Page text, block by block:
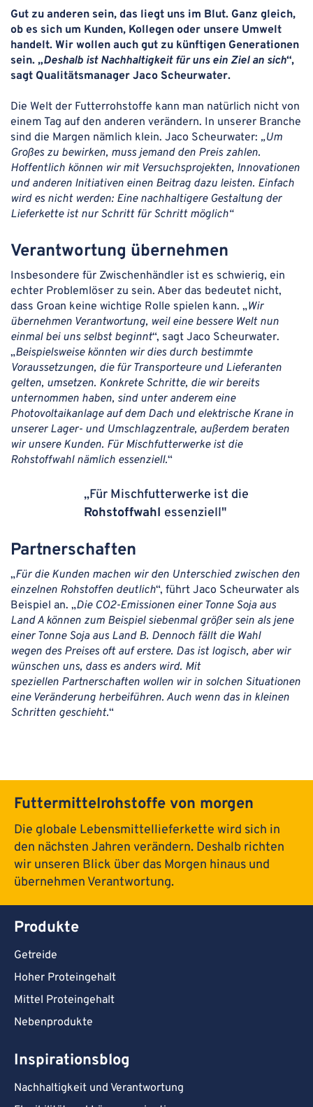
Gut zu anderen sein, das liegt uns im Blut. Ganz gleich,
ob es sich um Kunden, Kollegen oder unsere Umwelt
handelt. Wir wollen auch gut zu künftigen Generationen
sein. „Deshalb ist Nachhaltigkeit für uns ein Ziel an sich“,
sagt Qualitätsmanager Jaco Scheurwater.
Die Welt der Futterrohstoffe kann man natürlich nicht von
einem Tag auf den anderen verändern. In unserer Branche
sind die Margen nämlich klein. Jaco Scheurwater: „Um
Großes zu bewirken, muss jemand den Preis zahlen.
Hoffentlich können wir mit Versuchsprojekten, Innovationen
und anderen Initiativen einen Beitrag dazu leisten. Einfach
wird es nicht werden: Eine nachhaltigere Gestaltung der
Lieferkette ist nur Schritt für Schritt möglich“
Verantwortung übernehmen
Insbesondere für Zwischenhändler ist es schwierig, ein
echter Problemlöser zu sein. Aber das bedeutet nicht,
dass Groan keine wichtige Rolle spielen kann. „Wir
übernehmen Verantwortung, weil eine bessere Welt nun
einmal bei uns selbst beginnt“, sagt Jaco Scheurwater.
„Beispielsweise könnten wir dies durch bestimmte
Voraussetzungen, die für Transporteure und Lieferanten
gelten, umsetzen. Konkrete Schritte, die wir bereits
unternommen haben, sind unter anderem eine
Photovoltaikanlage auf dem Dach und elektrische Krane in
unserer Lager- und Umschlagzentrale, außerdem beraten
wir unsere Kunden. Für Mischfutterwerke ist die
Rohstoffwahl nämlich essenziell.“
„Für Mischfutterwerke ist die
Rohstoffwahl essenziell"
Partnerschaften
„Für die Kunden machen wir den Unterschied zwischen den
einzelnen Rohstoffen deutlich“, führt Jaco Scheurwater als
Beispiel an. „Die CO2-Emissionen einer Tonne Soja aus
Land A können zum Beispiel siebenmal größer sein als jene
einer Tonne Soja aus Land B. Dennoch fällt die Wahl
wegen des Preises oft auf erstere. Das ist logisch, aber wir
wünschen uns, dass es anders wird. Mit
speziellen Partnerschaften wollen wir in solchen Situationen
eine Veränderung herbeiführen. Auch wenn das in kleinen
Schritten geschieht.“
Produkte
Getreide
Hoher Proteingehalt
Mittel Proteingehalt
Nebenprodukte
Inspirationsblog
Nachhaltigkeit und Verantwortung
Futtermittelrohstoffe von morgen
Die globale Lebensmittellieferkette wird sich in
den nächsten Jahren verändern. Deshalb richten
wir unseren Blick über das Morgen hinaus und
übernehmen Verantwortung.